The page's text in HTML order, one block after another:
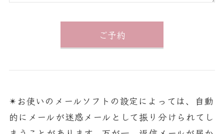
✴︎お使いのメールソフトの設定によっては、自動
的にメールが迷惑メールとして振り分けられてし